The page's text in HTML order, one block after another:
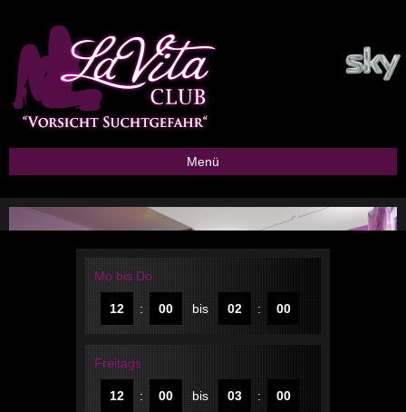
Menü
Mo bis Do
12 : 00 bis 02 : 00
Freitags
12 : 00 bis 03 : 00